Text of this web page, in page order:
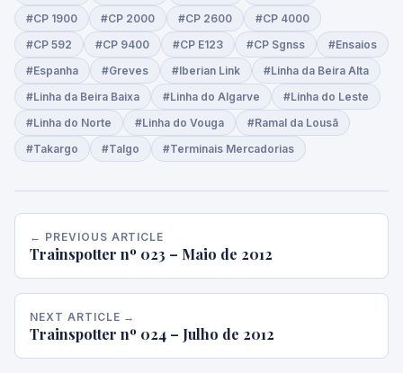
#CP 1900
#CP 2000 #CP 2600
#CP 4000
#CP 592
#CP 9400 #CP E123 #CP Sgnss
#Ensaios
#Espanha
#Greves #Iberian Link
#Linha da Beira Alta
#Linha da Beira Baixa
#Linha do Algarve
#Linha do Leste
#Linha do Norte
#Linha do Vouga
#Ramal da Lousã
#Takargo
#Talgo #Terminais Mercadorias
← PREVIOUS ARTICLE
Trainspotter nº 023 – Maio de 2012
NEXT ARTICLE →
Trainspotter nº 024 – Julho de 2012